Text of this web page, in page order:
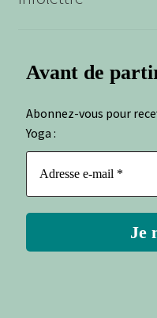
Avant de
Abonnez-vous pour
Yoga :